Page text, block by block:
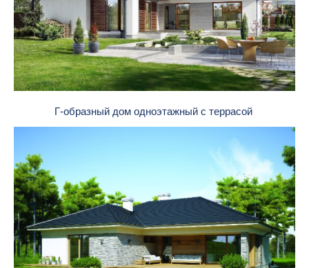
Г-образный дом одноэтажный с террасой